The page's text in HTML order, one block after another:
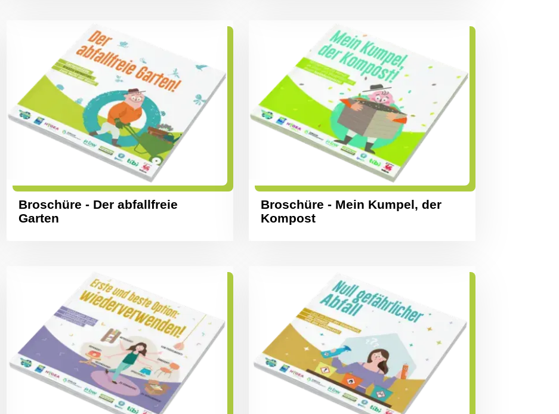
Broschüre - Der abfallfreie
Garten
Broschüre - Mein Kumpel, der
Kompost